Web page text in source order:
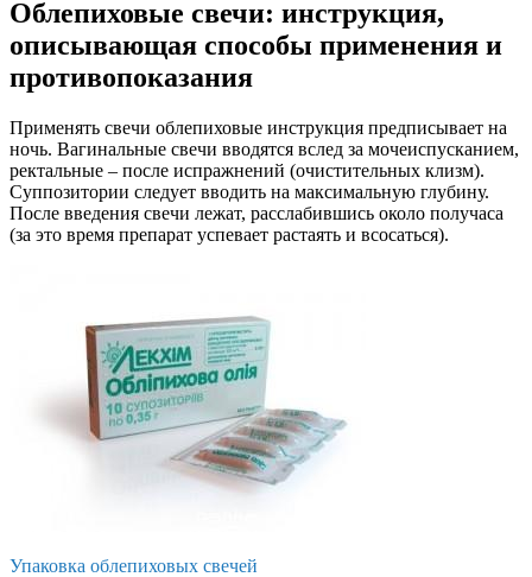
Облепиховые свечи: инструкция,
описывающая способы применения и
противопоказания
Применять свечи облепиховые инструкция предписывает на
ночь. Вагинальные свечи вводятся вслед за мочеиспусканием,
ректальные – после испражнений (очистительных клизм).
Суппозитории следует вводить на максимальную глубину.
После введения свечи лежат, расслабившись около получаса
(за это время препарат успевает растаять и всосаться).
Упаковка облепиховых свечей